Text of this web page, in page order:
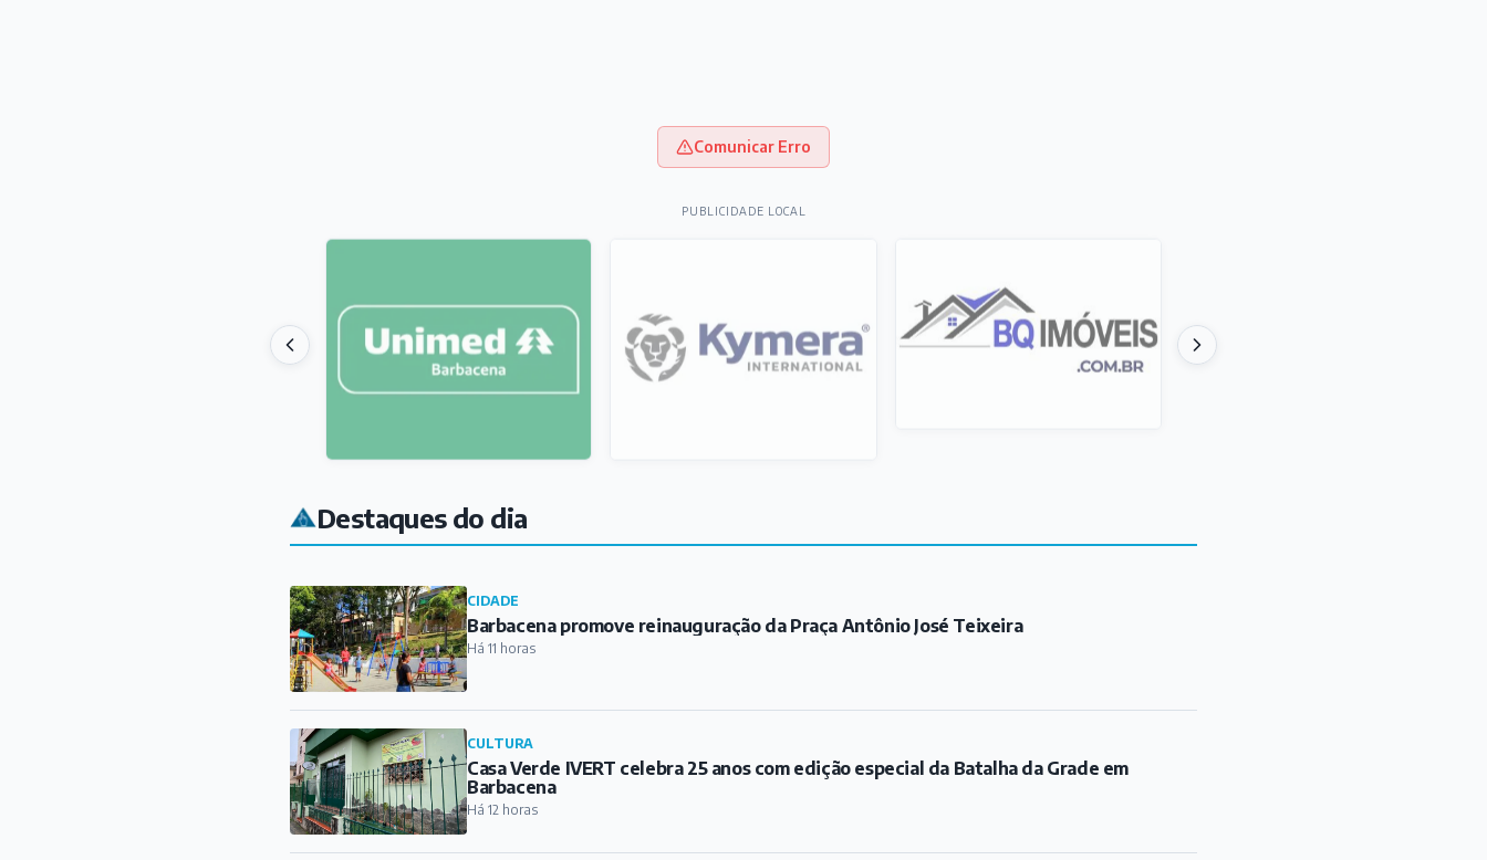
Comunicar Erro
PUBLICIDADE LOCAL
Destaques do dia
CIDADE
Barbacena promove reinauguração da Praça Antônio José Teixeira
Há 11 horas
CULTURA
Casa Verde IVERT celebra 25 anos com edição especial da Batalha da Grade em
Barbacena
Há 12 horas